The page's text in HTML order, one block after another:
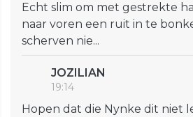
Echt slim om met gestrekte
naar voren een ruit in te
scherven nie...
JOZILIAN
19:14
Hopen dat die Nynke dit niet